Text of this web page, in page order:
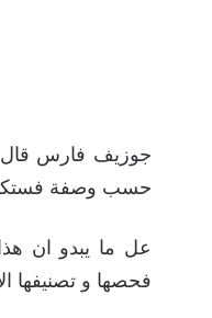
جوزيف فارس قال
حسب وصفة
فحصها و تصنيفها